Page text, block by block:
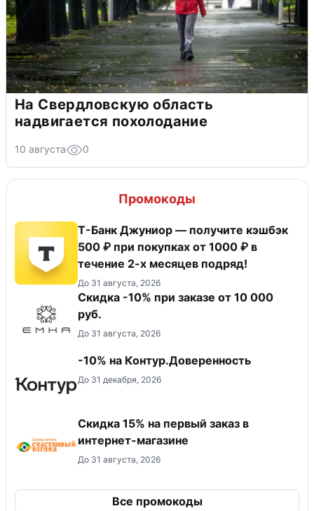
На Свердловскую область
надвигается похолодание
10 августа 0
Промокоды
Т-Банк Джуниор — получите кэшбэк
500 ₽ при покупках от 1000 ₽ в
течение 2-х месяцев подряд!
До 31 августа, 2026
Скидка -10% при заказе от 10 000
руб.
До 31 августа, 2026
-10% на Контур.Доверенность
До 31 декабря, 2026
Скидка 15% на первый заказ в
интернет-магазине
До 31 августа, 2026
Все промокоды